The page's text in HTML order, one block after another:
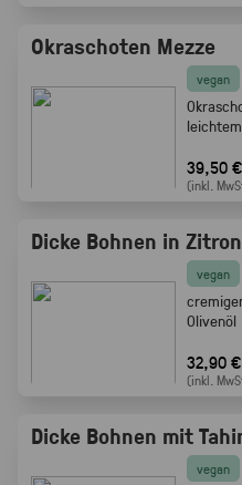
Okraschoten Mezze
vegan
39,50 €
(inkl.
Dicke Bohnen in
vegan
Olivenöl
32,90 €
(inkl.
Dicke Bohnen mit
vegan